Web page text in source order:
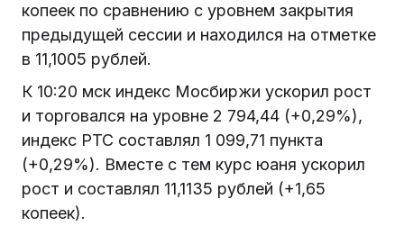
копеек по сравнению с уровнем закрытия
предыдущей сессии и находился на отметке
в 11,1005 рублей.
К 10:20 мск индекс Мосбиржи ускорил рост
и торговался на уровне 2 794,44 (+0,29%),
индекс РТС составлял 1 099,71 пункта
(+0,29%). Вместе с тем курс юаня ускорил
рост и составлял 11,1135 рублей (+1,65
копеек).